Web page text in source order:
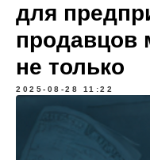
для
продавцов
не только
2025-08-28 11:22